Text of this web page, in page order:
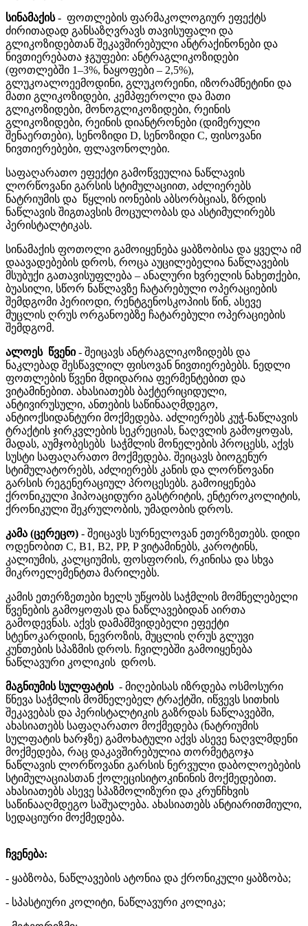
სინამაქის- ფოთლების ფარმაკოლოგიურ ეფექტს
ძირითადად განსაზღვრავს თავისუფალი და
გლიკოზიდებთან შეკავშირებული ანტრაქინონები და
ნივთიერებათა ჯგუფები: ანტრაგლიკოზიდები
(ფოთლებში 1–3%, ნაყოფები – 2,5%),
გლუკოალოეემოდინი, გლუკორეინი, იზორამნეტინი და
მათი გლიკოზიდები, კემპფეროლი და მათი
გლიკოზიდები, მონოგლიკოზიდები, რეინის
გლიკოზიდები, რეინის დიანტრონები (დიმერული
შენაერთები), სენოზიდი D, სენოზიდი C, ფისოვანი
ნივთიერებები, ფლავონოლები.
საფაღარათო ეფექტი გამოწვეულია ნაწლავის
ლორწოვანი გარსის სტიმულაციით, აძლიერებს
ნატრიუმის და წყლის იონების აბსორბციას, ზრდის
ნაწლავის შიგთავსის მოცულობას და ასტიმულირებს
პერისტალტიკას.
სინამაქის ფოთოლი გამოიყენება ყაბზობისა და ყველა იმ
დაავადებების დროს, როცა აუცილებელია ნაწლავების
მსუბუქი გათავისუფლება – ანალური ხვრელის ნახეთქები,
ბუასილი, სწორ ნაწლავზე ჩატარებული ოპერაციების
შემდგომი პერიოდი, რენტგენოსკოპიის წინ, ასევე
მუცლის ღრუს ორგანოებზე ჩატარებული ოპერაციების
შემდგომ.
ალოეს წვენი- შეიცავს ანტრაგლიკოზიდებს და
ნაკლებად შესწავლილ ფისოვან ნივთიერებებს. ნედლი
ფოთლების წვენი მდიდარია ფერმენტებით და
ვიტამინებით. ახასიათებს ბაქტერიციდული,
ანტივირუსული, ანთების საწინააღმდეგო,
ანტიოქსიდანტური მოქმედება. აძლიერებს კუჭ-ნაწლავის
ტრაქტის ჯირკვლების სეკრეციას, ნაღვლის გამოყოფას,
მადას, აუმჯობესებს საჭმლის მონელების პროცესს, აქვს
სუსტი საფაღარათო მოქმედება. შეიცავს ბიოგენურ
სტიმულატორებს, აძლიერებს კანის და ლორწოვანი
გარსის რეგენერაციულ პროცესებს. გამოიყენება
ქრონიკული ჰიპოაციდური გასტრიტის, ენტეროკოლიტის,
ქრონიკული შეკრულობის, უმადობის დროს.
კამა (ცერეცო) - შეიცავს სურნელოვან ეთერზეთებს. დიდი
ოდენობით C, B1, B2, PP, P ვიტამინებს, კაროტინს,
კალიუმის, კალციუმის, ფოსფორის, რკინისა და სხვა
მიკროელემენტთა მარილებს.
კამის ეთერზეთები ხელს უწყობს საჭმლის მომნელებელი
წვენების გამოყოფას და ნაწლავებიდან აირთა
გამოდევნას. აქვს დამამშვიდებელი ეფექტი
სტენოკარდიის, ნევროზის, მუცლის ღრუს გლუვი
კუნთების სპაზმის დროს. ჩვილებში გამოიყენება
ნაწლავური კოლიკის დროს.
მაგნიუმის სულფატის - მიღებისას იზრდება ოსმოსური
წნევა საჭმლის მომნელებელ ტრაქტში, იწვევს სითხის
შეკავებას და პერისტალტიკის გაზრდას ნაწლავებში,
ახასიათებს საფაღარათო მოქმედება (ნატრიუმის
სულფატის ხარჯზე) გამოხატული აქვს ასევე ნაღვლმდენი
მოქმედება, რაც დაკავშირებულია თორმეტგოჯა
ნაწლავის ლორწოვანი გარსის ნერვული დაბოლოებების
სტიმულაციასთან ქოლეცისიტოკინინის მოქმედებით.
ახასიათებს ასევე სპაზმოლიზური და კრუნჩხვის
საწინააღმდეგო საშუალება. ახასიათებს ანტიარითმიული,
სედაციური მოქმედება.
ჩვენება:
- ყაბზობა, ნაწლავების ატონია და ქრონიკული ყაბზობა;
- სპასტიური კოლიტი, ნაწლავური კოლიკა;